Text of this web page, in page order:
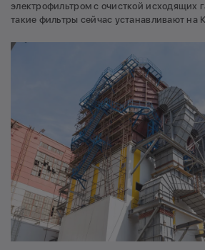
электрофильтром с очисткой исходящих
такие фильтры сейчас устанавливают на